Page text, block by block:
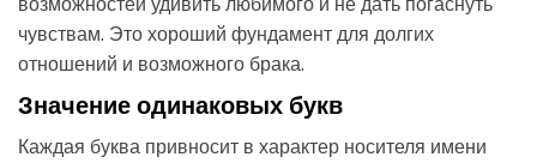
чувствам. Это хороший фундамент для долгих
отношений и возможного брака.
Значение одинаковых букв
Каждая буква привносит в характер носителя имени